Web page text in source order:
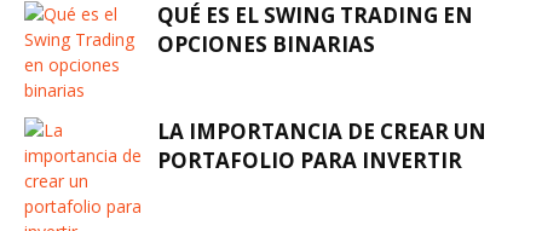
QUÉ ES EL SWING TRADING EN
OPCIONES BINARIAS
LA IMPORTANCIA DE CREAR UN
PORTAFOLIO PARA INVERTIR